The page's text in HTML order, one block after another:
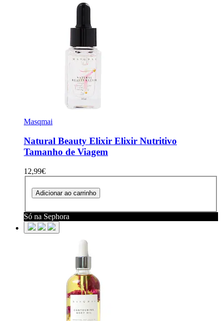
Masqmai
Natural Beauty Elixir Elixir Nutritivo
Tamanho de Viagem
12,99€
Adicionar ao carrinho
Só na Sephora